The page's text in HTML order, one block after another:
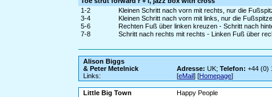
1-2
Kleinen Schritt nach vorn mit rechts, nur die
3-4
Kleinen Schritt nach vorn mit links, nur die
5-6
Rechten Fuß über linken kreuzen - Schritt nach
7-8
Schritt nach rechts mit rechts - Linken Fuß über
Alison Biggs
& Peter Metelnick
Adresse: UK;Telefon: +44 (0)
Links:
[eMail] [Homepage]
Little Big Town
Happy People